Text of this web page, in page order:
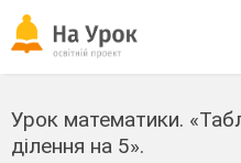
Урок математики.
ділення на 5».